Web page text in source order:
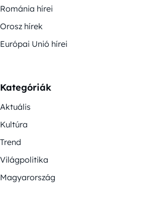
Románia hírei
Orosz hírek
Európai Unió hírei
Kategóriák
Aktuális
Kultúra
Trend
Világpolitika
Magyarország